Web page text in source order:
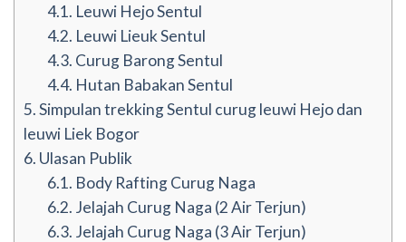
4.1. Leuwi Hejo Sentul
4.2. Leuwi Lieuk Sentul
4.3. Curug Barong Sentul
4.4. Hutan Babakan Sentul
5.Simpulan trekking Sentul curug leuwi Hejo dan
leuwi Liek Bogor
6. Ulasan Publik
6.1. Body Rafting Curug Naga
6.2. Jelajah Curug Naga (2 Air Terjun)
6.3. Jelajah Curug Naga (3 Air Terjun)